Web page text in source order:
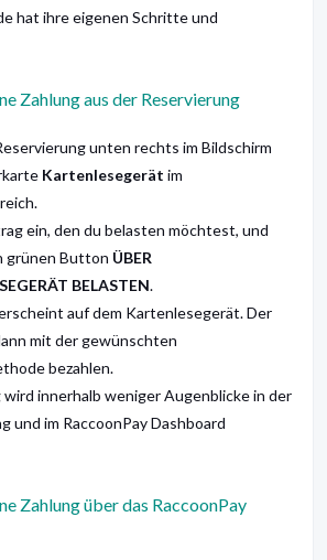
hat ihre eigenen Schritte und
Zahlung aus der Reservierung
unten rechts im Bildschirm
Kartenlesegerät im
ein, den du belasten möchtest, und
grünen Button ÜBER
BELASTEN.
auf dem Kartenlesegerät. Der
mit der gewünschten
bezahlen.
wird innerhalb weniger Augenblicke in der
und im RaccoonPay Dashboard
Zahlung über das RaccoonPay